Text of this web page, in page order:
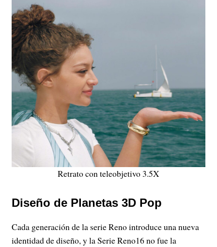
Retrato con teleobjetivo 3.5X
Diseño de Planetas 3D Pop
Cada generación de la serie Reno introduce una nueva
identidad de diseño, y la Serie Reno16 no fue la